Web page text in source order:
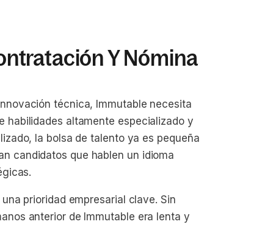
Y Nómina
técnica, Immutable necesita
habilidades altamente especializado y
la bolsa de talento ya es pequeña
candidatos que hablen un idioma
prioridad empresarial clave. Sin
anterior de Immutable era lenta y